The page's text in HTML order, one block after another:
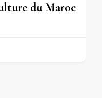
du Maroc